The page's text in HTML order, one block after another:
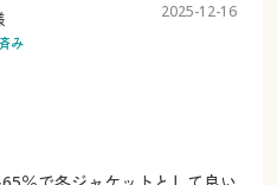
み
2025-12-16